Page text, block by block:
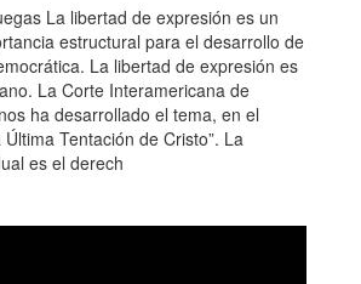
La libertad de expresión es un
estructural para el desarrollo de
La libertad de expresión es
La Corte Interamericana de
ha desarrollado el tema, en el
Tentación de Cristo”. La
es el derech